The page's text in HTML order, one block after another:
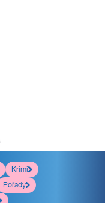
Krimi
Pořady